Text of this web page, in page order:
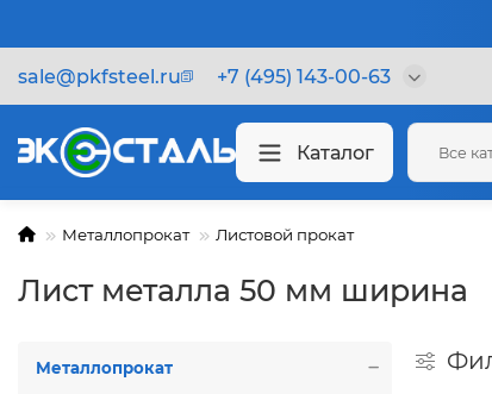
sale@pkfsteel.ru +7 (495) 143-00-63
Каталог Все
Металлопрокат Листовой прокат
Лист металла 50 мм ширина
Металлопрокат